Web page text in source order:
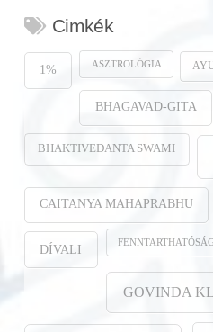
Cimkék
1% ASZTROLÓGIA
BHAGAVAD-GITA
BHAKTIVEDANTA SWAMI
CAITANYA MAHAPRABHU
DÍVALI FENNTARTHATÓSÁG
GOVINDA